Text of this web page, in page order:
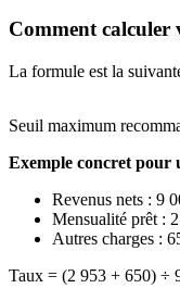
Comment calculer
La formule est la
Seuil maximum
Exemple concret pour
Revenus nets : 9
Mensualité prêt :
Autres charges :
Taux = (2 953 + 650) ÷